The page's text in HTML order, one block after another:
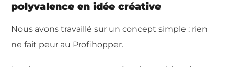
polyvalence en idée créative
Nous avons travaillé sur un concept simple : rien
ne fait peur au Profihopper.